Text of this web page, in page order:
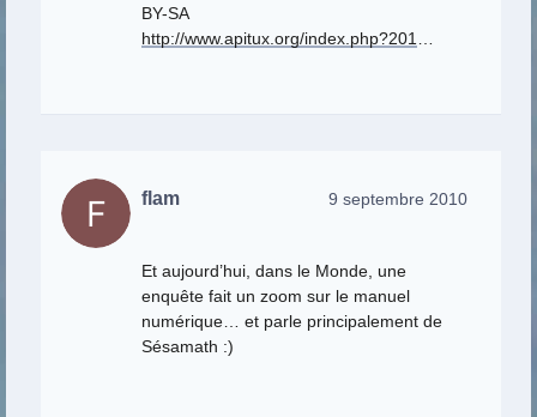
BY-SA
http://www.apitux.org/index.php?201
flam 9 septembre 2010
Et aujourd’hui, dans le Monde, une
enquête fait un zoom sur le manuel
numérique… et parle principalement de
Sésamath :)